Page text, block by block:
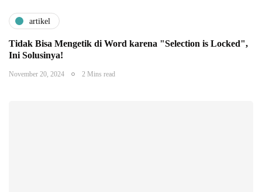
artikel
Tidak Bisa Mengetik di Word karena "Selection is Locked",
Ini Solusinya!
November 20, 2024 2 Mins read